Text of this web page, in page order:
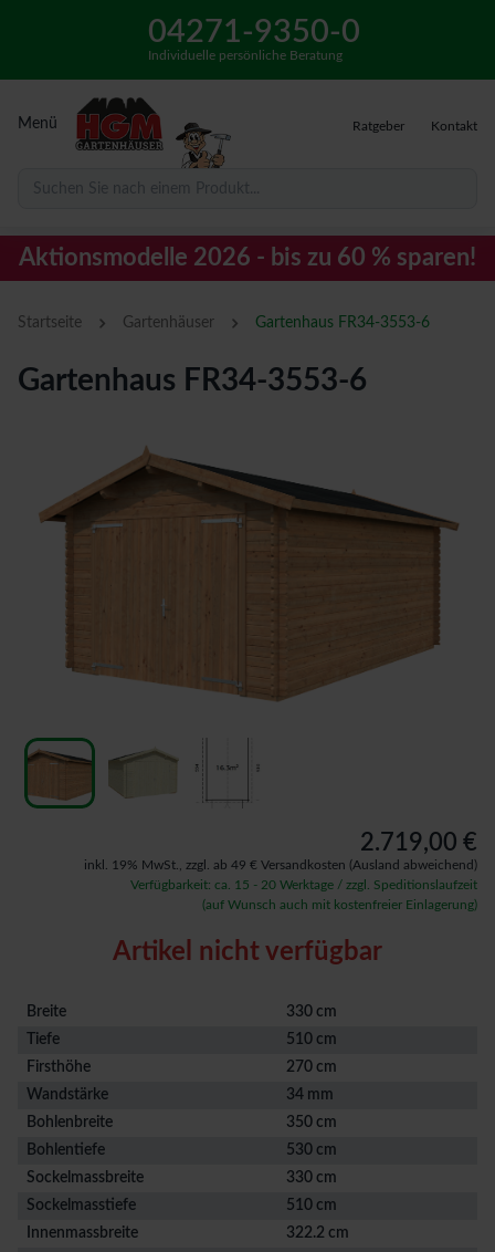
04271-9350-0
Individuelle persönliche Beratung
Menü Ratgeber Kontakt
Suchen Sie nach einem Produkt...
Aktionsmodelle 2026 - bis zu 60 % sparen!
Startseite › Gartenhäuser › Gartenhaus FR34-3553-6
Gartenhaus FR34-3553-6
2.719,00 €
inkl. 19% MwSt., zzgl. ab 49 € Versandkosten (Ausland abweichend)
Verfügbarkeit: ca. 15 - 20 Werktage / zzgl. Speditionslaufzeit
(auf Wunsch auch mit kostenfreier Einlagerung)
Artikel nicht verfügbar
Breite
330 cm
Tiefe
510 cm
Firsthöhe
270 cm
Wandstärke
34 mm
Bohlenbreite
350 cm
Bohlentiefe
530 cm
Sockelmassbreite
330 cm
Sockelmasstiefe
510 cm
Innenmassbreite
322.2 cm